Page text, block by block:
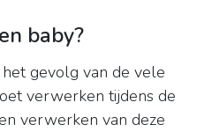
baby?
het gevolg van de vele
verwerken tijdens de
verwerken van deze